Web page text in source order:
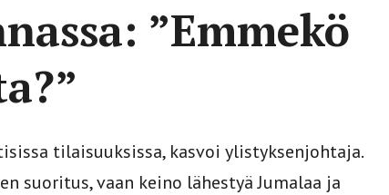
”Emmekö
tilaisuuksissa, kasvoi ylistyksenjohtaja.
suoritus, vaan keino lähestyä Jumalaa ja